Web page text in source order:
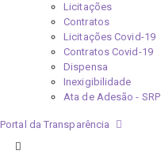
Licitações
Contratos
Licitações Covid-19
Contratos Covid-19
Dispensa
Inexigibilidade
Ata de Adesão - SRP
Portal da Transparência